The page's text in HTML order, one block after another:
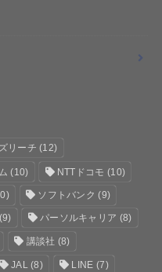
リーチ (12)
(10) NTTドコモ (10)
ソフトバンク (9)
(9) パーソルキャリア (8)
講談社 (8)
JAL(8) LINE (7)